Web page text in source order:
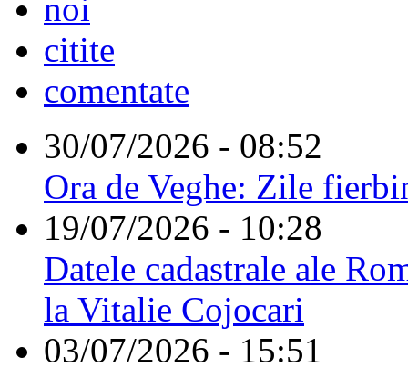
noi
citite
comentate
30/07/2026 - 08:52
Ora de Veghe: Zile
19/07/2026 - 10:28
Datele cadastrale ale
la Vitalie Cojocari
03/07/2026 - 15:51